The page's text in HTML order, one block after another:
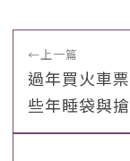
←上一篇
過年買火車
些年睡袋與